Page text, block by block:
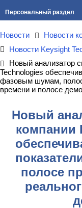
Персональный раздел
Новости
Новости
Новости Keysight
Новый анализатор
Technologies
фазовым шумам,
времени и полосе
Новый
компании
полосе